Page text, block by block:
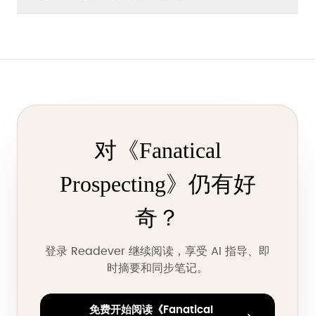
对《Fanatical
Prospecting》仍有好
奇？
登录 Readever 继续阅读，享受 AI 指导、即
时摘要和同步笔记。
免费开始阅读《Fanatical